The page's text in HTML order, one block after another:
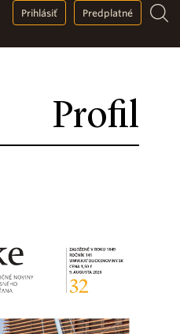
Profil
Prihlásiť Predplatné